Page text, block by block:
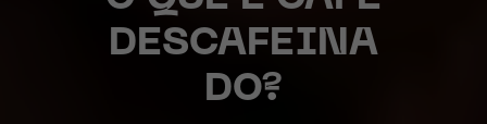
DESCAFEINA
DO?